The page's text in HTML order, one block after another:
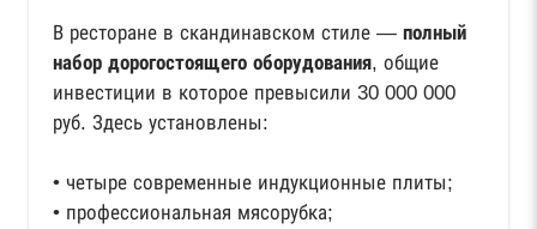
В ресторане в скандинавском стиле — полный
набор дорогостоящего оборудования, общие
инвестиции в которое превысили 30 000 000
руб. Здесь установлены:
• четыре современные индукционные плиты;
• профессиональная мясорубка;